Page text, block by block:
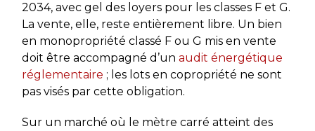
2034, avec gel des loyers pour les classes F et G.
La vente, elle, reste entièrement libre. Un bien
en monopropriété classé F ou G mis en vente
doit être accompagné d’un audit énergétique
réglementaire ; les lots en copropriété ne sont
pas visés par cette obligation.
Sur un marché où le mètre carré atteint des